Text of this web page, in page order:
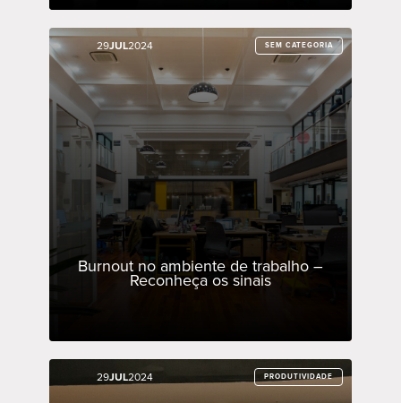
29JUL2024 SEM CATEGORIA
Burnout no ambiente de trabalho –
Reconheça os sinais
29JUL2024 SEM CATEGORIA
29JUL2024 PRODUTIVIDADE
29JUL2024 PRODUTIVIDADE